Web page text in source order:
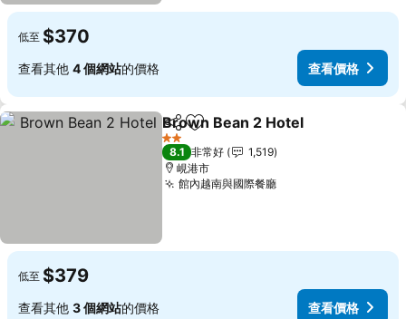
低至 $370
查看其他 4 個網站的價格 查看價格
分享 加入我的最愛
Brown Bean 2 Hotel
2 星級
8.1 非常好
1,519
峴港市
館內越南與國際餐廳
低至 $379
查看其他 3 個網站的價格 查看價格